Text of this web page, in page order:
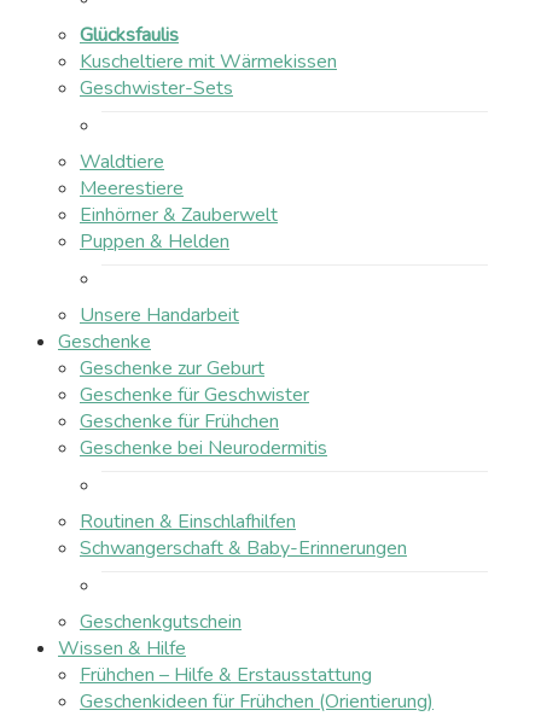
Glücksfaulis
Kuscheltiere mit Wärmekissen
Geschwister-Sets
Waldtiere
Meerestiere
Einhörner & Zauberwelt
Puppen & Helden
Unsere Handarbeit
Geschenke
Geschenke zur Geburt
Geschenke für Geschwister
Geschenke für Frühchen
Geschenke bei Neurodermitis
Routinen & Einschlafhilfen
Schwangerschaft & Baby-Erinnerungen
Geschenkgutschein
Wissen & Hilfe
Frühchen – Hilfe & Erstausstattung
Geschenkideen für Frühchen (Orientierung)